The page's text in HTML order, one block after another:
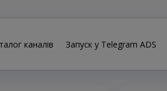
каналів Запуск у Telegram ADS